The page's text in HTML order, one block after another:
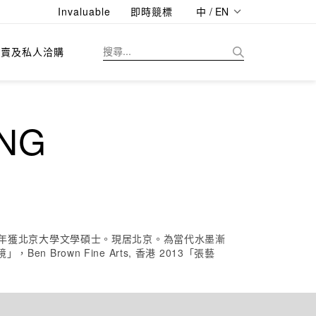
Invaluable 即時競標 中 / EN
及私人洽購
北京大學文學碩士。現居北京。為當代水墨漸
」，Ben Brown Fine Arts, 香港 2013「張藝